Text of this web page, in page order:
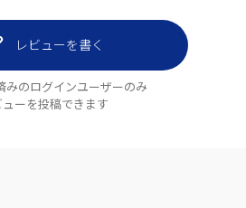
レビューを書く
みのログインユーザーのみ
ューを投稿できます